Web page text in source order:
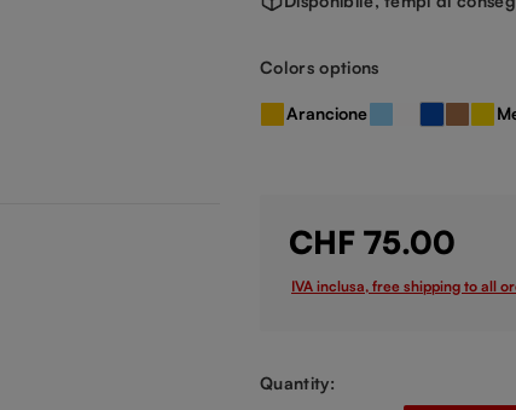
Seleziona
Colors options
Ambra
Arancione
Azzurro
Bianco
Blu Scuro
(Questa
BronzoGiallo
CHF 75.00
IVA inclusa, free shipping to all
Quantity: